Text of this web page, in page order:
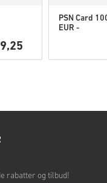
Se den hurtige guide
PSN Card
EUR -
Portugal
rabatter og tilbud!